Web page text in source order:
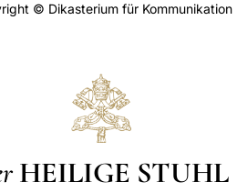
© Dikasterium für Kommunikation
HEILIGE STUHL